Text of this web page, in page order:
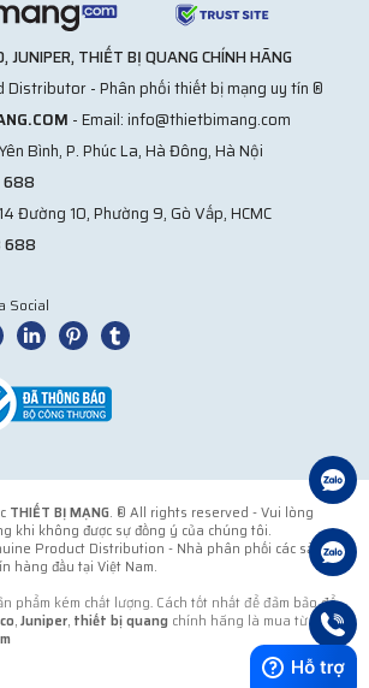
JUNIPER, THIẾT BỊ QUANG CHÍNH HÃNG
- Phân phối thiết bị mạng uy tín ®
- Email: info@thietbimang.com
Bình, P. Phúc La, Hà Đông, Hà Nội
Đường 10, Phường 9, Gò Vấp, HCMC
688
Social
THIẾT BỊ MẠNG. ® All rights reserved - Vui lòng
khi không được sự đồng ý của chúng tôi.
Product Distribution - Nhà phân phối các sản
hàng đầu tại Việt Nam.
phẩm kém chất lượng. Cách tốt nhất để đảm bảo để
,Juniper, thiết bị quang chính hãng là mua từ đơn vị